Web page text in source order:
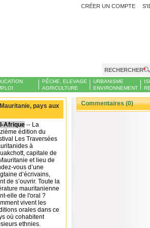
CRÉER UN COMPTE
RECHERCHER
PÊCHE, ELEVAGE
AGRICULTURE
URBANISME
ENVIRONNEMENT
pays aux
Afrique -- La
édition du
Les Traversées
à
capitale de
et lieu de
vous d’une
d’écrivains,
de s’ouvrir. Toute la
mauritanienne
elle de l'oral ?
vivent les
orales dans ce
où cohabitent
ethnies.
Commentaires (0)